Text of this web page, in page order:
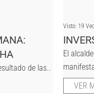
de las..
Visto: 19
El
VER